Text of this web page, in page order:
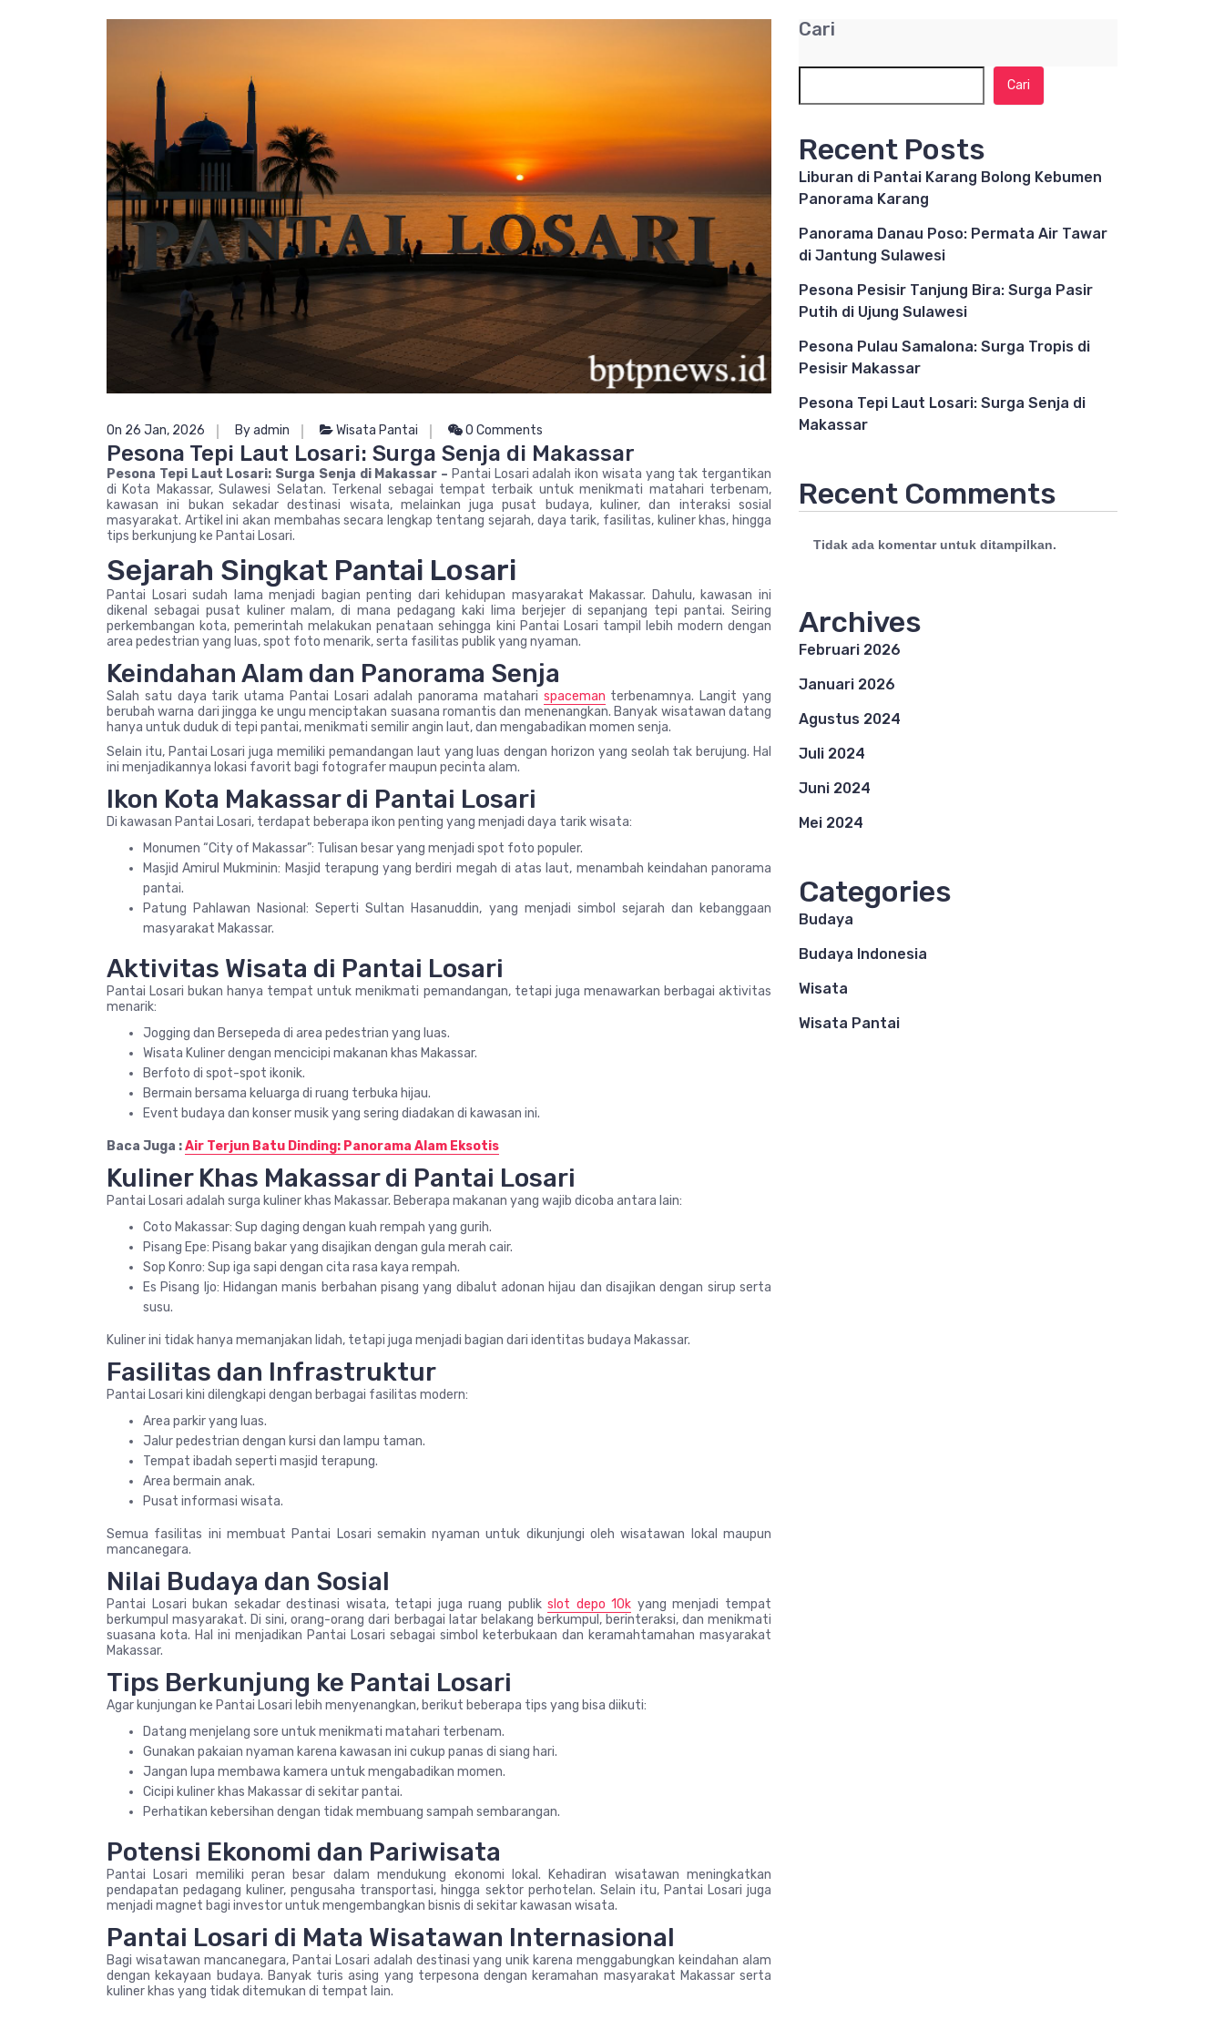
On 26 Jan, 2026 By admin Wisata Pantai 0 Comments
Pesona Tepi Laut Losari: Surga Senja di Makassar
Pesona Tepi Laut Losari: Surga Senja di Makassar – Pantai Losari adalah ikon wisata yang tak tergantikan
di Kota Makassar, Sulawesi Selatan. Terkenal sebagai tempat terbaik untuk menikmati matahari terbenam,
kawasan ini bukan sekadar destinasi wisata, melainkan juga pusat budaya, kuliner, dan interaksi sosial
masyarakat. Artikel ini akan membahas secara lengkap tentang sejarah, daya tarik, fasilitas, kuliner khas, hingga
tips berkunjung ke Pantai Losari.
Sejarah Singkat Pantai Losari
Pantai Losari sudah lama menjadi bagian penting dari kehidupan masyarakat Makassar. Dahulu, kawasan ini
dikenal sebagai pusat kuliner malam, di mana pedagang kaki lima berjejer di sepanjang tepi pantai. Seiring
perkembangan kota, pemerintah melakukan penataan sehingga kini Pantai Losari tampil lebih modern dengan
area pedestrian yang luas, spot foto menarik, serta fasilitas publik yang nyaman.
Keindahan Alam dan Panorama Senja
Salah satu daya tarik utama Pantai Losari adalah panorama matahari spaceman terbenamnya. Langit yang
berubah warna dari jingga ke ungu menciptakan suasana romantis dan menenangkan. Banyak wisatawan datang
hanya untuk duduk di tepi pantai, menikmati semilir angin laut, dan mengabadikan momen senja.
Selain itu, Pantai Losari juga memiliki pemandangan laut yang luas dengan horizon yang seolah tak berujung. Hal
ini menjadikannya lokasi favorit bagi fotografer maupun pecinta alam.
Ikon Kota Makassar di Pantai Losari
Di kawasan Pantai Losari, terdapat beberapa ikon penting yang menjadi daya tarik wisata:
Monumen “City of Makassar”: Tulisan besar yang menjadi spot foto populer.
Masjid Amirul Mukminin: Masjid terapung yang berdiri megah di atas laut, menambah keindahan panorama
pantai.
Patung Pahlawan Nasional: Seperti Sultan Hasanuddin, yang menjadi simbol sejarah dan kebanggaan
masyarakat Makassar.
Aktivitas Wisata di Pantai Losari
Pantai Losari bukan hanya tempat untuk menikmati pemandangan, tetapi juga menawarkan berbagai aktivitas
menarik:
Jogging dan Bersepeda di area pedestrian yang luas.
Wisata Kuliner dengan mencicipi makanan khas Makassar.
Berfoto di spot-spot ikonik.
Bermain bersama keluarga di ruang terbuka hijau.
Event budaya dan konser musik yang sering diadakan di kawasan ini.
Baca Juga :Air Terjun Batu Dinding: Panorama Alam Eksotis
Kuliner Khas Makassar di Pantai Losari
Pantai Losari adalah surga kuliner khas Makassar. Beberapa makanan yang wajib dicoba antara lain:
Coto Makassar: Sup daging dengan kuah rempah yang gurih.
Pisang Epe: Pisang bakar yang disajikan dengan gula merah cair.
Sop Konro: Sup iga sapi dengan cita rasa kaya rempah.
Es Pisang Ijo: Hidangan manis berbahan pisang yang dibalut adonan hijau dan disajikan dengan sirup serta
susu.
Kuliner ini tidak hanya memanjakan lidah, tetapi juga menjadi bagian dari identitas budaya Makassar.
Fasilitas dan Infrastruktur
Pantai Losari kini dilengkapi dengan berbagai fasilitas modern:
Area parkir yang luas.
Jalur pedestrian dengan kursi dan lampu taman.
Tempat ibadah seperti masjid terapung.
Area bermain anak.
Pusat informasi wisata.
Semua fasilitas ini membuat Pantai Losari semakin nyaman untuk dikunjungi oleh wisatawan lokal maupun
mancanegara.
Nilai Budaya dan Sosial
Pantai Losari bukan sekadar destinasi wisata, tetapi juga ruang publikslot depo 10k yang menjadi tempat
berkumpul masyarakat. Di sini, orang-orang dari berbagai latar belakang berkumpul, berinteraksi, dan menikmati
suasana kota. Hal ini menjadikan Pantai Losari sebagai simbol keterbukaan dan keramahtamahan masyarakat
Makassar.
Tips Berkunjung ke Pantai Losari
Agar kunjungan ke Pantai Losari lebih menyenangkan, berikut beberapa tips yang bisa diikuti:
Datang menjelang sore untuk menikmati matahari terbenam.
Gunakan pakaian nyaman karena kawasan ini cukup panas di siang hari.
Jangan lupa membawa kamera untuk mengabadikan momen.
Cicipi kuliner khas Makassar di sekitar pantai.
Perhatikan kebersihan dengan tidak membuang sampah sembarangan.
Potensi Ekonomi dan Pariwisata
Pantai Losari memiliki peran besar dalam mendukung ekonomi lokal. Kehadiran wisatawan meningkatkan
pendapatan pedagang kuliner, pengusaha transportasi, hingga sektor perhotelan. Selain itu, Pantai Losari juga
menjadi magnet bagi investor untuk mengembangkan bisnis di sekitar kawasan wisata.
Pantai Losari di Mata Wisatawan Internasional
Bagi wisatawan mancanegara, Pantai Losari adalah destinasi yang unik karena menggabungkan keindahan alam
dengan kekayaan budaya. Banyak turis asing yang terpesona dengan keramahan masyarakat Makassar serta
kuliner khas yang tidak ditemukan di tempat lain.
Cari
Cari
Recent Posts
Liburan di Pantai Karang Bolong Kebumen
Panorama Karang
Panorama Danau Poso: Permata Air Tawar
di Jantung Sulawesi
Pesona Pesisir Tanjung Bira: Surga Pasir
Putih di Ujung Sulawesi
Pesona Pulau Samalona: Surga Tropis di
Pesisir Makassar
Pesona Tepi Laut Losari: Surga Senja di
Makassar
Recent Comments
Tidak ada komentar untuk ditampilkan.
Archives
Februari 2026
Januari 2026
Agustus 2024
Juli 2024
Juni 2024
Mei 2024
Categories
Budaya
Budaya Indonesia
Wisata
Wisata Pantai